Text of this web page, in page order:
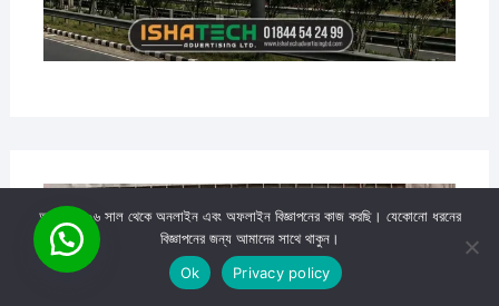
আমরা ২০০৬ সাল থেকে অনলাইন এবং অফলাইন বিজ্ঞাপনের কাজ করছি। যেকোনো ধরনের
বিজ্ঞাপনের জন্য আমাদের সাথে থাকুন।
Ok
Privacy policy